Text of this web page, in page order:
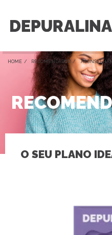
HOME / RECOMENDADOR /
O SEU PLANO